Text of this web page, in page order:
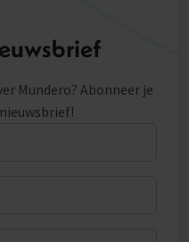
Mundero? Abonneer je